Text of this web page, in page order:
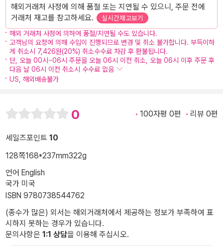
해외거래처 사정에 의해 품절 또는 지연될 수 있으니, 주문 전에
거래처 재고를 참고하세요.
실시간재고보기
해외 거래처 사정에 의하여 품절/지연될 수도 있습니다.
고객님의 요청에 의해 수입이 진행되므로 변경 및 취소 불가합니다. 부득이하
게 취소시 7,426원(20%) 취소수수료 차감 후 환불됩니다.
단, 오늘 00시~06시 주문을 오늘 06시 이전 취소, 오늘 06시 이후 주문 후
다음 날 06시 이전 취소시 수수료 없음
US, 해외배송불가
0 100자평 0편 리뷰 0편
세일즈포인트 10
128쪽168*237mm322g
언어 English
국가 미국
ISBN 9780738544762
(종수가 많은) 외서는 해외거래처에서 제공하는 정보가 부족하여 표
시하지 못하는 경우가 있습니다.
문의사항은 1:1 상담을 이용해 주십시오.